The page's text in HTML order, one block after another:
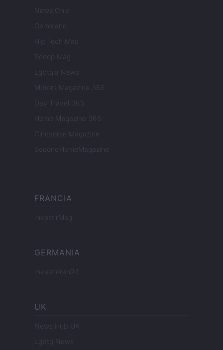
Newz Ohio
Gameland
Hig Tech Mag
Scoop Mag
Lgbtqia News
Motors Magazine 365
Day Travel 365
Home Magazine 365
Cineverse Magazine
SecondHomeMagazine
FRANCIA
InvestirMag
GERMANIA
Investieren24
UK
News Hub UK
Lgbtq News